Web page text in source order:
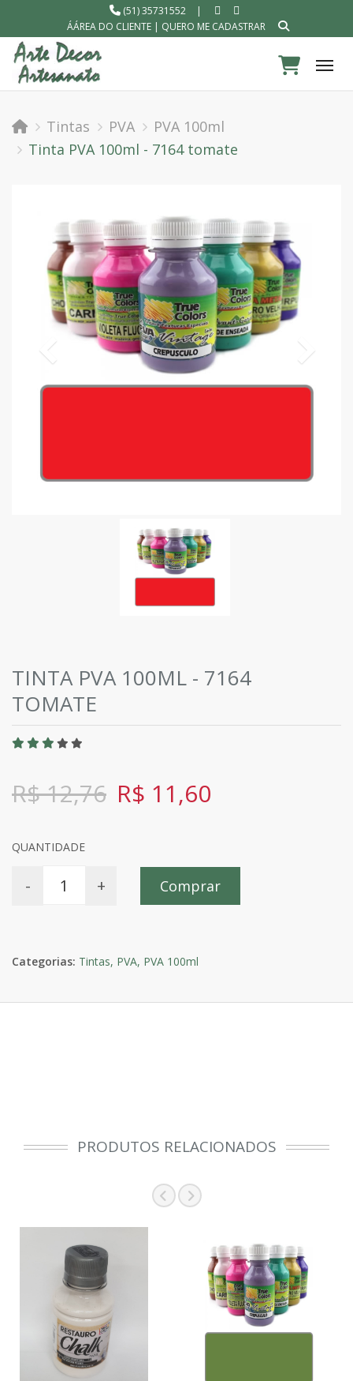
(51) 35731552
|
ÁÁREA DO CLIENTE| QUERO ME CADASTRAR
Tintas PVA
PVA 100ml
Tinta PVA 100ml - 7164 tomate
TINTA PVA 100ML - 7164
TOMATE
R$ 12,76 R$ 11,60
QUANTIDADE
- + Comprar
Categorias: Tintas, PVA, PVA 100ml
PRODUTOS RELACIONADOS